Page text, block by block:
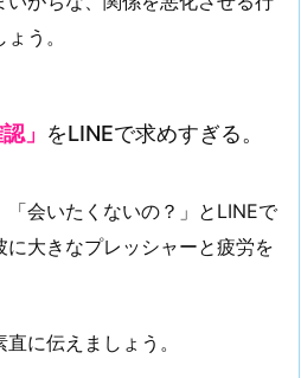
う。
」 をLINEで求めすぎる。
「会いたくないの？」とLINEで
に大きなプレッシャーと疲労を
に伝えましょう。